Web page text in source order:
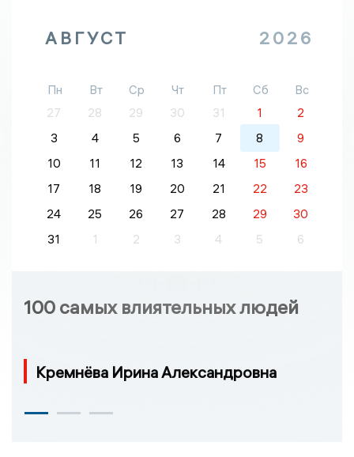
АВГУСТ 2026
Пн Вт Ср Чт Пт Сб
Вс
27
28 29 30 31 1
2
3
4 5 6 7 8
9
10
11 12 13 14 15
16
17
18 19 20 21 22
23
24
25 26 27 28 29
30
31
1 2 3 4 5 6
100 самых влиятельных людей
Кремнёва Ирина Александровна